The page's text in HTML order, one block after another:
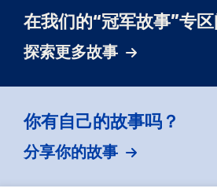
在我们的“冠军故事”专
探索更多故事
你有自己的故事吗？
分享你的故事